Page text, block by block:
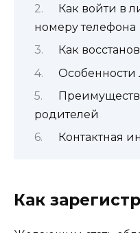
Как войти в
номеру телефона
Как
Особенности
родителей
Контактная
Как